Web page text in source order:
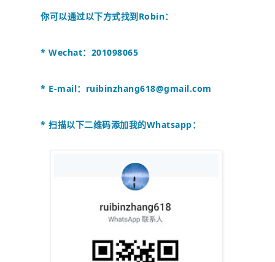
你可以通过以下方式找到Robin：
* Wechat：201098065
* E-mail： ruibinzhang618@gmail.com
* 扫描以下二维码添加我的Whatsapp：